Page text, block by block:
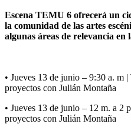
Escena TEMU 6 ofrecerá un
la comunidad de las artes
algunas áreas de relevancia en
• Jueves 13 de junio – 9:30 a. m
proyectos con Julián Montaña
• Jueves 13 de junio – 12 m. a 2
proyectos con Julián Montaña